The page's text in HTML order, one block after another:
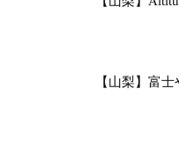
【山梨】富